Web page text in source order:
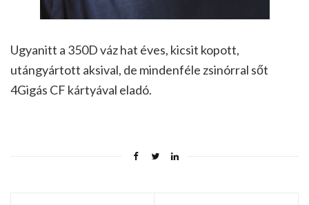
Ugyanitt a 350D váz hat éves, kicsit kopott,
utángyártott aksival, de mindenféle zsinórral sőt
4Gigás CF kártyával eladó.